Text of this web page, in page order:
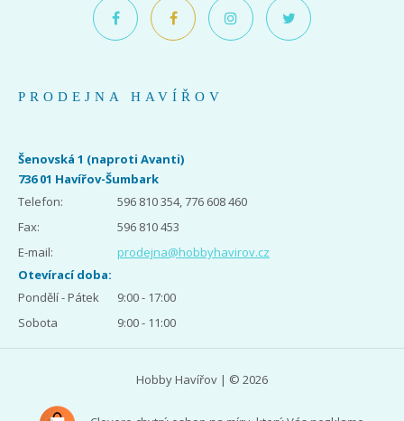
PRODEJNA HAVÍŘOV
Šenovská 1 (naproti Avanti)
736 01 Havířov-Šumbark
Telefon:
596 810 354, 776 608 460
Fax:
596 810 453
E-mail:
prodejna@hobbyhavirov.cz
Otevírací doba:
Pondělí - Pátek
9:00 - 17:00
Sobota
9:00 - 11:00
Hobby Havířov | © 2026